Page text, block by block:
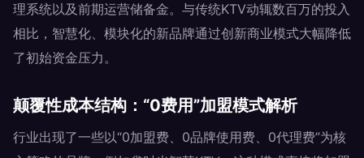
理系统以及前期运营储备金。与传统KTV动辄数百万的投入
相比，智慧化、模块化的新品牌通过创新商业模式大幅降低
了初始资金压力。
颠覆性成本结构：“0费用”加盟模式解析
行业出现了一些以“0加盟费、0品牌使用费、0代理费”为核